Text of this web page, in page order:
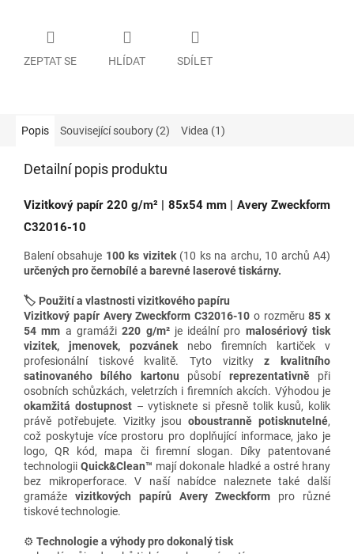
ZEPTAT SE HLÍDAT SDÍLET
Popis Související soubory (2) Videa (1)
Detailní popis produktu
Vizitkový papír 220 g/m² | 85x54 mm | Avery Zweckform
C32016-10
Balení obsahuje 100 ks vizitek (10 ks na archu, 10 archů A4)
určených pročernobílé a barevné laserové tiskárny.
🏷️ Použití a vlastnosti vizitkového papíru
Vizitkový papír Avery Zweckform C32016-10 o rozměru 85 x
54 mm a gramáži220 g/m² je ideální pro malosériový tisk
vizitek, jmenovek, pozvánek nebo firemních kartiček v
profesionální tiskové kvalitě. Tyto vizitkyz kvalitního
satinovaného bílého kartonu působí reprezentativně při
osobních schůzkách, veletrzích i firemních akcích. Výhodou je
okamžitá dostupnost – vytisknete si přesně tolik kusů, kolik
právě potřebujete. Vizitky jsouoboustranně potisknutelné,
což poskytuje více prostoru pro doplňující informace, jako je
logo, QR kód, mapa či firemní slogan. Díky patentované
technologiiQuick&Clean™ mají dokonale hladké a ostré hrany
bez mikroperforace. V naší nabídce naleznete také další
gramáže vizitkových papírů Avery Zweckform pro různé
tiskové technologie.
⚙️ Technologie a výhodypro dokonalý tisk